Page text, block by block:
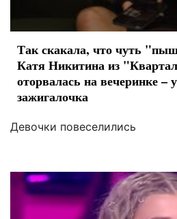
Так скакала, что чуть
Катя Никитина из
оторвалась на вечеринке –
зажигалочка
Девочки повеселились